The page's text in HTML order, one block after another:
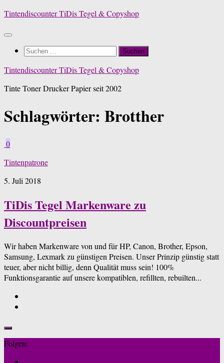
Zum
springen
Tintendiscounter TiDis Tegel & Copyshop
Suchen
Tintendiscounter TiDis Tegel & Copyshop
Tinte Toner Drucker Papier seit 2002
Schlagwörter: Brotther
0
Tintenpatrone
5. Juli 2018
TiDis Tegel Markenware zu
Discountpreisen
Wir haben Markenware von und für HP, Canon, Brother, Epson,
Samsung, Lexmark zu günstigen Preisen. Unser Prinzip günstig statt
teuer, aber nicht billig, denn Qualität muss sein! 100%
Funktionsgarantie auf unsere kompatiblen, refillten, rebuilten...
Folgen: